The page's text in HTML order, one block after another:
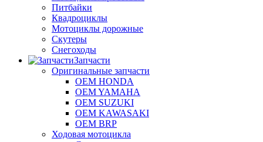
Питбайки
Квадроциклы
Мотоциклы дорожные
Скутеры
Снегоходы
Запчасти
Оригинальные запчасти
OEM HONDA
OEM YAMAHA
OEM SUZUKI
OEM KAWASAKI
OEM BRP
Ходовая мотоцикла